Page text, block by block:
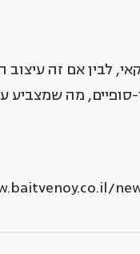
לבין אם זה
מה שמצביע